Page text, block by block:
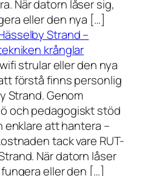
När datorn låser sig,
eller den nya […]
Strand –
krånglar
strular eller den nya
förstå finns personlig
Strand. Genom
och pedagogiskt stöd
enklare att hantera –
tack vare RUT-
När datorn låser
eller den […]